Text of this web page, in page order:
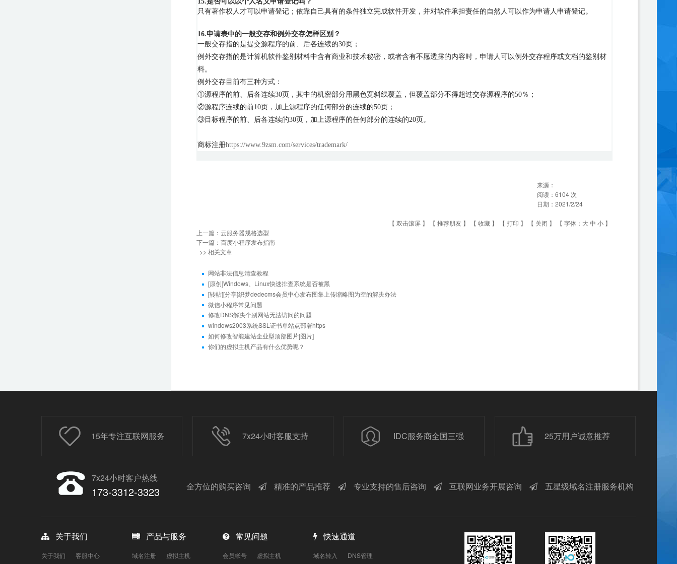
只有著作权人才可以申请登记；依靠自己具有的条件独立完成软件开发，并对软件承担责任的自然人可以作为申请人申请登记。
16.申请表中的一般交存和例外交存怎样区别？
一般交存指的是提交源程序的前、后各连续的30页；
例外交存指的是计算机软件鉴别材料中含有商业和技术秘密，或者含有不愿透露的内容时，申请人可以例外交存程序或文档的鉴别材
料。
例外交存目前有三种方式：
①源程序的前、后各连续30页，其中的机密部分用黑色宽斜线覆盖，但覆盖部分不得超过交存源程序的50％；
②源程序连续的前10页，加上源程序的任何部分的连续的50页；
③ 目标程序的前、后各连续的30页，加上源程序的任何部分的连续的20页。
商标注册https://www.9zsm.com/services/trademark/
来源：
阅读： 6104 次
日期： 2021/2/24
【 双击滚屏 】 【 推荐朋友 】 【 收藏 】 【 打印 】 【 关闭 】 【 字体： 大中 小 】
上一篇： 云服务器规格选型
下一篇： 百度小程序发布指南
>> 相关文章
网站非法信息清查教程
[原创]Windows、Linux快速排查系统是否被黑
[转帖][分享]织梦dedecms会员中心发布图集上传缩略图为空的解决办法
微信小程序常见问题
修改DNS解决个别网站无法访问的问题
windows2003系统SSL证书单站点部署https
如何修改智能建站企业型顶部图片[图片]
你们的虚拟主机产品有什么优势呢？
15年专注互联网服务 7x24小时客服支持 IDC服务商全国三强 25万用户诚意推荐
7x24小时客户热线
173-3312-3323 全方位的购买咨询 精准的产品推荐 专业支持的售后咨询 互联网业务开展咨询 五星级域名注册服务机构
关于我们
关于我们 客服中心
产品与服务
域名注册 虚拟主机
常见问题
会员帐号 虚拟主机
快速通道
域名转入 DNS管理